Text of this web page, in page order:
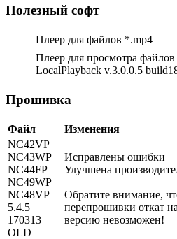
Полезный софт
Плеер для файлов *.mp4
Плеер для просмотра
LocalPlayback v.3.0.0.5
Прошивка
Файл Изменения
NC42VP
NC43WP
NC44FP
NC49WP
NC48VP
5.4.5
170313
OLD
Исправлены ошибки
Улучшена
Обратите внимание,
перепрошивки откат
версию невозможен!